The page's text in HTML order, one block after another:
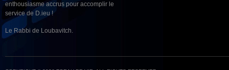
enthousiasme accrus pour accomplir le
service de D.ieu !
Le Rabbi de Loubavitch.